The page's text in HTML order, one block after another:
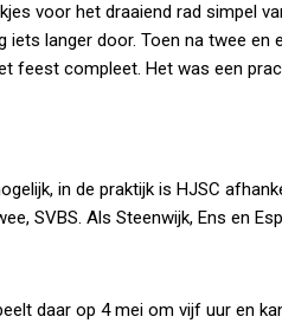
voor het draaiend rad simpel
iets langer door. Toen na twee en
feest compleet. Het was een
in de praktijk is HJSC
SVBS. Als Steenwijk, Ens en
daar op 4 mei om vijf uur en